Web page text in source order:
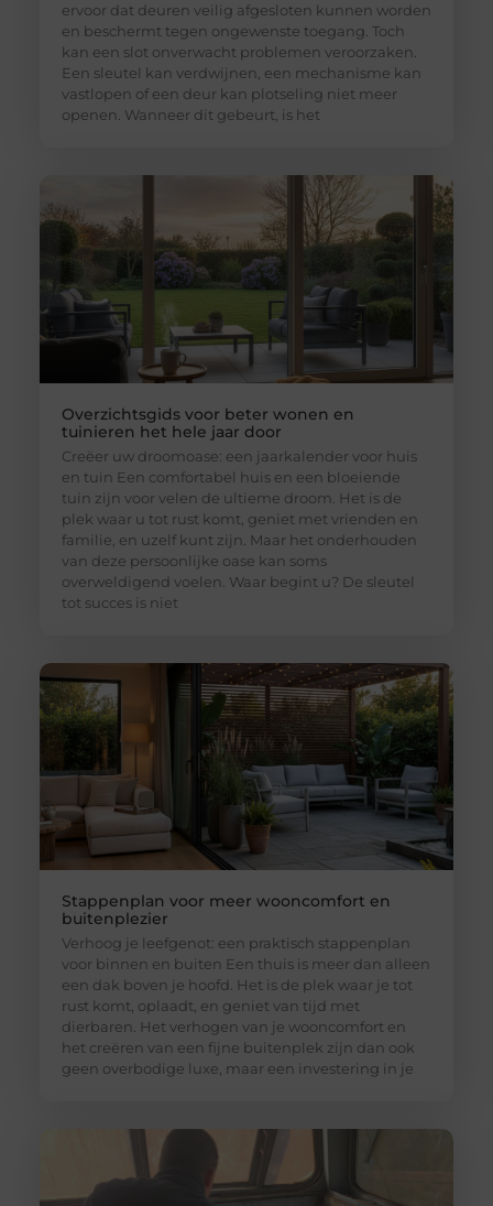
ervoor dat deuren veilig afgesloten kunnen worden
en beschermt tegen ongewenste toegang. Toch
kan een slot onverwacht problemen veroorzaken.
Een sleutel kan verdwijnen, een mechanisme kan
vastlopen of een deur kan plotseling niet meer
openen. Wanneer dit gebeurt, is het
Overzichtsgids voor beter wonen en
tuinieren het hele jaar door
Creëer uw droomoase: een jaarkalender voor huis
en tuin Een comfortabel huis en een bloeiende
tuin zijn voor velen de ultieme droom. Het is de
plek waar u tot rust komt, geniet met vrienden en
familie, en uzelf kunt zijn. Maar het onderhouden
van deze persoonlijke oase kan soms
overweldigend voelen. Waar begint u? De sleutel
tot succes is niet
Stappenplan voor meer wooncomfort en
buitenplezier
Verhoog je leefgenot: een praktisch stappenplan
voor binnen en buiten Een thuis is meer dan alleen
een dak boven je hoofd. Het is de plek waar je tot
rust komt, oplaadt, en geniet van tijd met
dierbaren. Het verhogen van je wooncomfort en
het creëren van een fijne buitenplek zijn dan ook
geen overbodige luxe, maar een investering in je